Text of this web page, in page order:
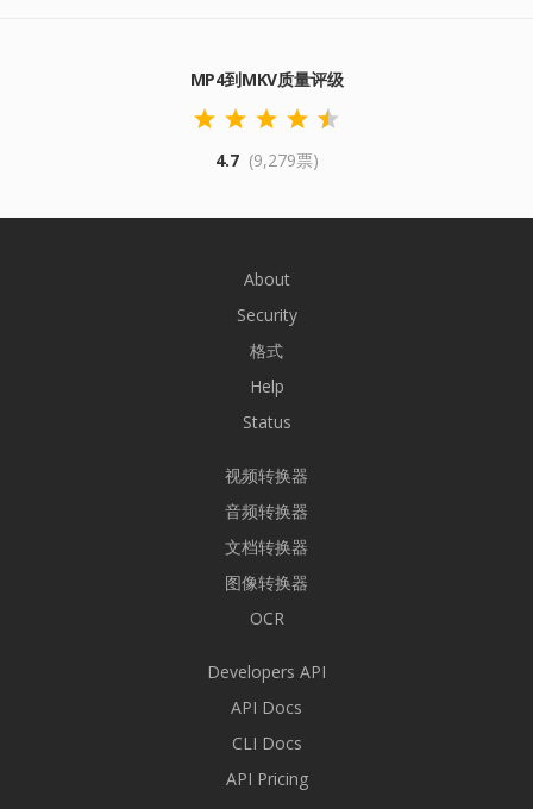
MP4到MKV质量评级
4.7 (9,279票)
About
Security
格式
Help
Status
视频转换器
音频转换器
文档转换器
图像转换器
OCR
Developers API
API Docs
CLI Docs
API Pricing